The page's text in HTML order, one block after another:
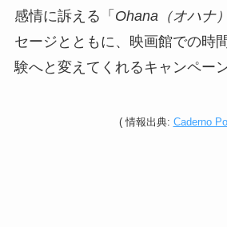
感情に訴える「 Ohana（オハナ
セージとともに、映画館での時
験へと変えてくれるキャンペーン
(情報出典: Caderno